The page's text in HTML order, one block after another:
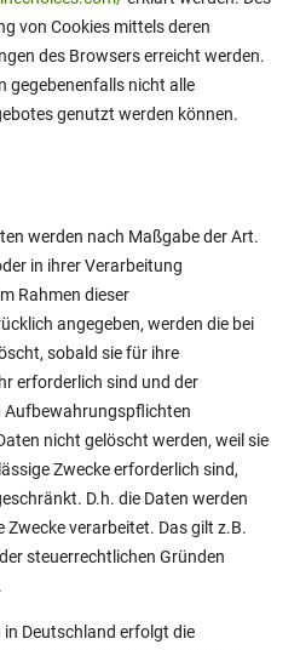
von Cookies mittels deren
des Browsers erreicht werden.
gegebenenfalls nicht alle
genutzt werden können.
werden nach Maßgabe der Art.
in ihrer Verarbeitung
Rahmen dieser
angegeben, werden die bei
sobald sie für ihre
erforderlich sind und der
Aufbewahrungspflichten
nicht gelöscht werden, weil sie
Zwecke erforderlich sind,
D.h. die Daten werden
verarbeitet. Das gilt z.B.
steuerrechtlichen Gründen
Deutschland erfolgt die